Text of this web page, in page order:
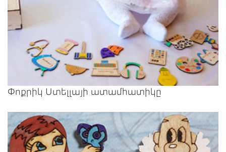
Փոքրիկ Ստելլայի ատամհատիկը